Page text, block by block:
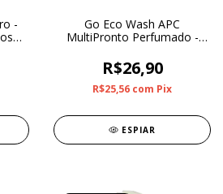
-
Go Eco Wash APC
MultiPronto Perfumado -
R$26,90
R$25,56 com Pix
ESPIAR